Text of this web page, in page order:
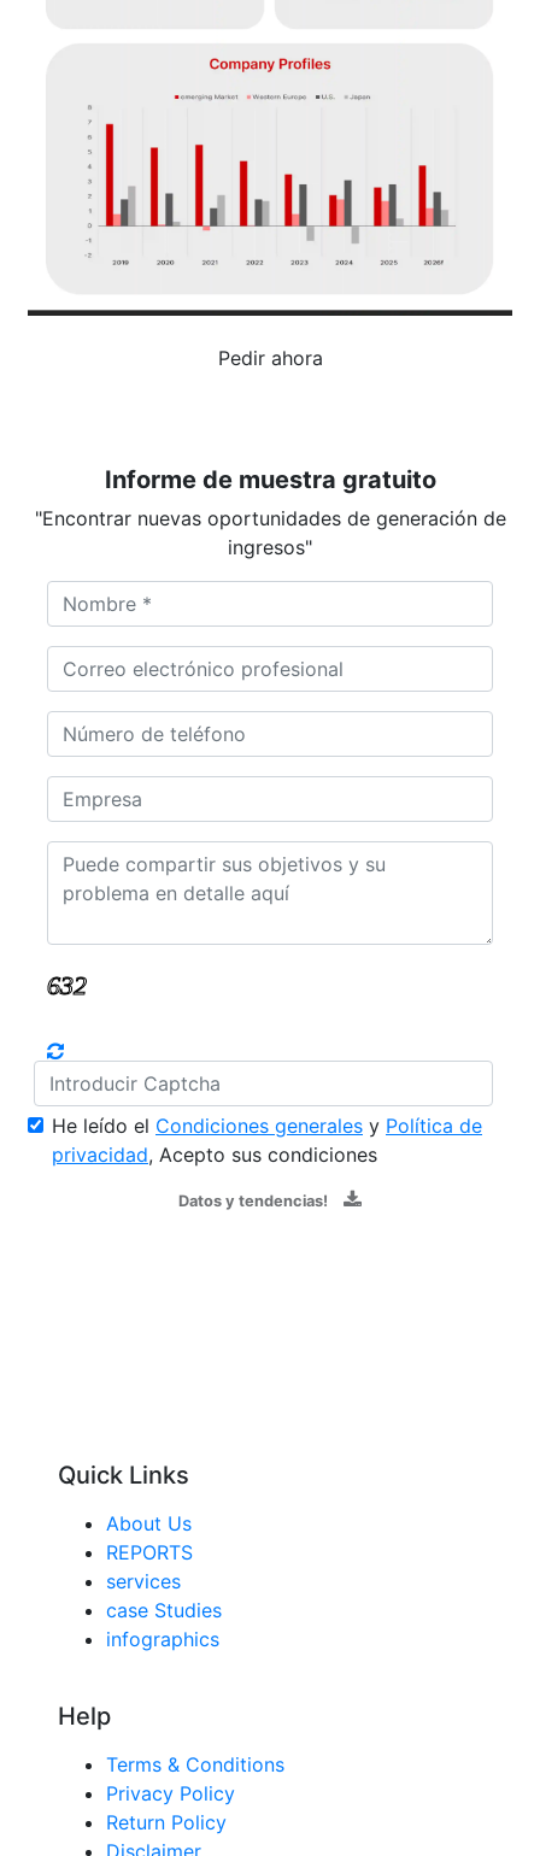
Pedir ahora
Informe de muestra gratuito
"Encontrar nuevas oportunidades de generación de
ingresos"
He leído el Condiciones generales y Política de
privacidad, Acepto sus condiciones
Datos y tendencias!
Quick Links
About Us
REPORTS
services
case Studies
infographics
Help
Terms & Conditions
Privacy Policy
Return Policy
Disclaimer